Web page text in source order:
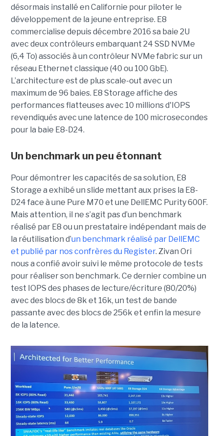
désormais installé en Californie pour piloter le
développement de la jeune entreprise. E8
commercialise depuis décembre 2016 sa baie 2U
avec deux contrôleurs embarquant 24 SSD NVMe
(6,4 To) associés à un contrôleur NVMe fabric sur un
réseau Ethernet classique (40 ou 100 GbE).
L’architecture est de plus scale-out avec un
maximum de 96 baies. E8 Storage affiche des
performances flatteuses avec 10 millions d'IOPS
revendiqués avec une latence de 100 microsecondes
pour la baie E8-D24.
Un benchmark un peu étonnant
Pour démontrer les capacités de sa solution, E8
Storage a exhibé un slide mettant aux prises la E8-
D24 face à une Pure M70 et une DellEMC Purity 600F.
Mais attention, il ne s’agit pas d’un benchmark
réalisé par E8 ou un prestataire indépendant mais de
la réutilisation d’un benchmark réalisé par DellEMC
et publié par nos confrères du Register. Zivan Ori
nous a confié avoir suivi le même protocole de tests
pour réaliser son benchmark. Ce dernier combine un
test IOPS des phases de lecture/écriture (80/20%)
avec des blocs de 8k et 16k, un test de bande
passante avec des blocs de 256k et enfin la mesure
de la latence.